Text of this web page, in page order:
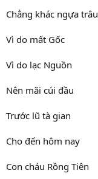
Chẳng khác ngựa trâu
Vì do mất Gốc
Vì do lạc Nguồn
Nên mãi cúi đầu
Trước lũ tà gian
Cho đến hôm nay
Con cháu Rồng Tiên